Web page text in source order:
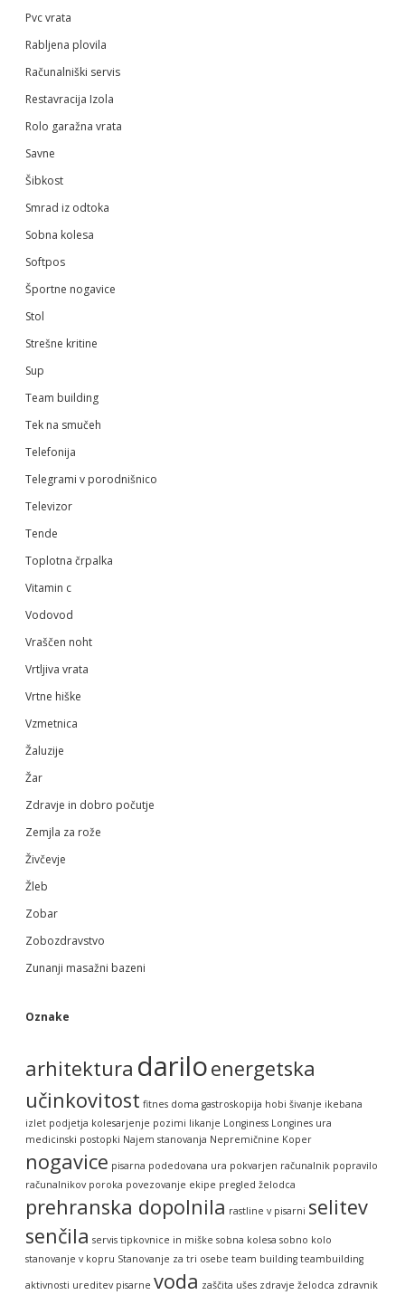
Pvc vrata
Rabljena plovila
Računalniški servis
Restavracija Izola
Rolo garažna vrata
Savne
Šibkost
Smrad iz odtoka
Sobna kolesa
Softpos
Športne nogavice
Stol
Strešne kritine
Sup
Team building
Tek na smučeh
Telefonija
Telegrami v porodnišnico
Televizor
Tende
Toplotna črpalka
Vitamin c
Vodovod
Vraščen noht
Vrtljiva vrata
Vrtne hiške
Vzmetnica
Žaluzije
Žar
Zdravje in dobro počutje
Zemjla za rože
Živčevje
Žleb
Zobar
Zobozdravstvo
Zunanji masažni bazeni
Oznake
arhitektura dariloenergetska
učinkovitost fitnes doma gastroskopija hobi šivanje ikebana
izlet podjetja kolesarjenje pozimi likanje Longiness Longines ura
medicinski postopki Najem stanovanja Nepremičnine Koper
nogavice pisarna podedovana ura pokvarjen računalnik popravilo
računalnikov poroka povezovanje ekipe pregled želodca
prehranska dopolnila rastline v pisarni selitev
senčila servis tipkovnice in miške sobna kolesa sobno kolo
stanovanje v kopru Stanovanje za tri osebe team building teambuilding
aktivnosti ureditev pisarne voda zaščita ušes zdravje želodca zdravnik